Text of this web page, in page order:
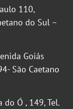
110,
do Sul –
Goiás
São Caetano
do Ó , 149, Tel.